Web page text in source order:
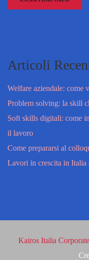
Articoli
Welfare aziendale: come
Problem solving: la skill
Soft skills digitali: come
il lavoro
Come prepararsi al
Lavori in crescita in
Kairos Italia Corporate